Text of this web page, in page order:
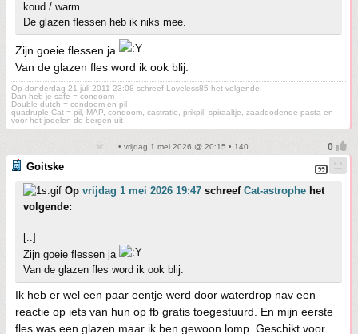
koud / warm
De glazen flessen heb ik niks mee.
Zijn goeie flessen ja
Van de glazen fles word ik ook blij.
Op donderdag 21 juli 2011 23:08 schreef Loveless85 het volgende:
Dan heb je safe = condoom
Double dutch = condoom en pil
quadruple Cat = pil, MAP, condoom, castratie, prikpil, spiraaltje, zaaddodende pasta en
voor het jodelen de bergen uit
• vrijdag 1 mei 2026 @ 20:15 • 140
Goitske
Op vrijdag 1 mei 2026 19:47 schreef Cat-astrophe het
volgende:
[..]
Zijn goeie flessen ja
Van de glazen fles word ik ook blij.
Ik heb er wel een paar eentje werd door waterdrop nav een
reactie op iets van hun op fb gratis toegestuurd. En mijn eerste
fles was een glazen maar ik ben gewoon lomp. Geschikt voor